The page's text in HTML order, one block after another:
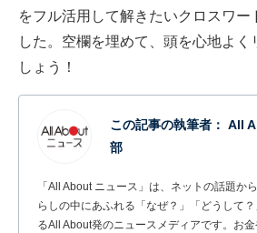
をフル活用して解きたいクロスワー
した。空欄を埋めて、頭を心地よく
しょう！
この記事の執筆者： All
部
「All About ニュース」は、ネットの話題か
らしの中にあふれる「なぜ？」「どうして
るAll About発のニュースメディアです。お